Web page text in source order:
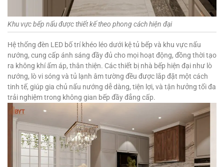
Khu vực bếp nấu được thiết kế theo phong cách hiện đại
Hệ thống đèn LED bố trí khéo léo dưới kệ tủ bếp và khu vực nấu
nướng, cung cấp ánh sáng đầy đủ cho mọi hoạt động, đồng thời tạo
ra không khí ấm áp, thân thiện. Các thiết bị nhà bếp hiện đại như lò
nướng, lò vi sóng và tủ lạnh âm tường đều được lắp đặt một cách
tinh tế, giúp gia chủ nấu nướng dễ dàng, tiện lợi, và tận hưởng tối đa
trải nghiệm trong không gian bếp đầy đẳng cấp.